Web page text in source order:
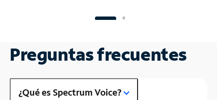
Preguntas frecuentes
¿Qué es Spectrum Voice?